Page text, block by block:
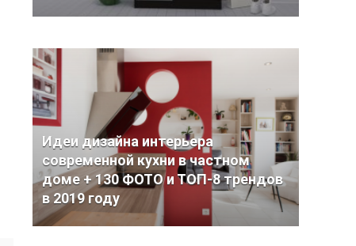
Идеи дизайна интерьера
современной кухни в частном
доме + 130 ФОТО и ТОП-8 трендов
в 2019 году